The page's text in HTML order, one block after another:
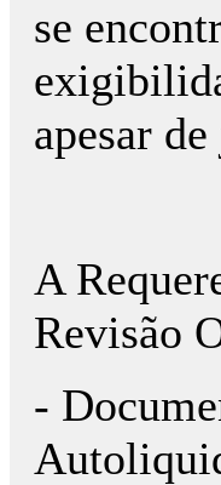
se
apesar
A
Revisão
-